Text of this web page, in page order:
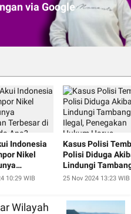
via Google
Indonesia
Nikel
Terbesar di
10:29 WIB
Kasus Polisi
Polisi Diduga
Lindungi
Ilegal, Penegakan
25 Nov 2024 13:23 WIB
Wilayah